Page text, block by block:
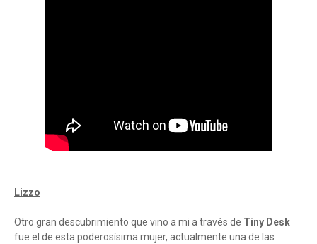
Lizzo
Otro gran descubrimiento que vino a mi a través de Tiny Desk
fue el de esta poderosísima mujer, actualmente una de las